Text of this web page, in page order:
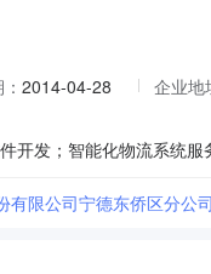
2014-04-28 企业地
有限公司宁德东侨区分公